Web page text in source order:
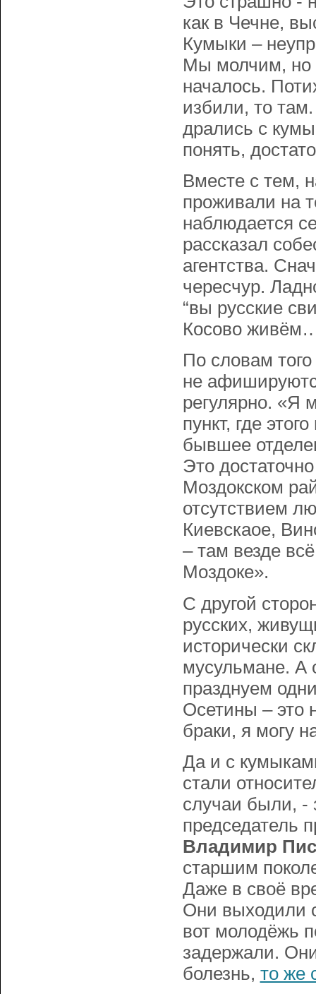
как в Чечне,
Кумыки –
Мы молчим, но
началось.
избили, то
дрались с
понять,
Вместе с тем,
проживали на
наблюдается
рассказал
агентства.
чересчур.
“вы русские
Косово
По словам
не
регулярно. «Я
пункт, где
бывшее
Это
Моздокском
отсутствием
Киевскаое,
– там везде
Моздоке».
С другой
русских,
исторически
мусульмане. А
празднуем
Осетины – это
браки, я могу
Да и с
стали
случаи были, -
председатель
Владимир
старшим
Даже в своё
Они выходили
вот молодёжь
задержали.
болезнь, то же